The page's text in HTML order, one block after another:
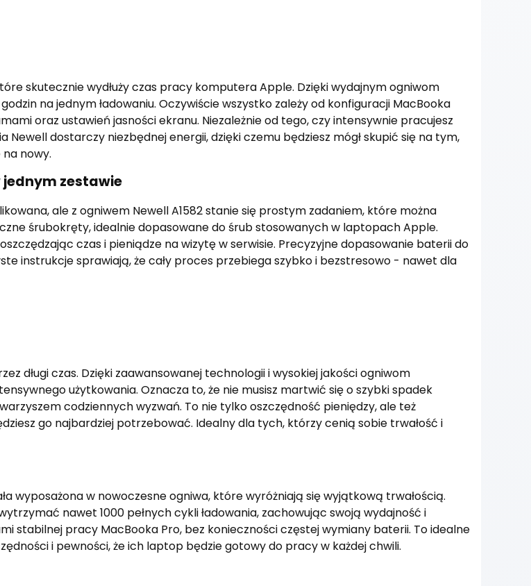
skutecznie wydłuży czas pracy komputera Apple. Dzięki wydajnym ogniwom
na jednym ładowaniu. Oczywiście wszystko zależy od konfiguracji MacBooka
oraz ustawień jasności ekranu. Niezależnie od tego, czy intensywnie pracujesz
dostarczy niezbędnej energii, dzięki czemu będziesz mógł skupić się na tym,
nowy.
zestawie
ale z ogniwem Newell A1582 stanie się prostym zadaniem, które można
śrubokręty, idealnie dopasowane do śrub stosowanych w laptopach Apple.
czas i pieniądze na wizytę w serwisie. Precyzyjne dopasowanie baterii do
instrukcje sprawiają, że cały proces przebiega szybko i bezstresowo - nawet dla
długi czas. Dzięki zaawansowanej technologii i wysokiej jakości ogniwom
użytkowania. Oznacza to, że nie musisz martwić się o szybki spadek
codziennych wyzwań. To nie tylko oszczędność pieniędzy, ale też
go najbardziej potrzebować. Idealny dla tych, którzy cenią sobie trwałość i
wyposażona w nowoczesne ogniwa, które wyróżniają się wyjątkową trwałością.
nawet 1000 pełnych cykli ładowania, zachowując swoją wydajność i
stabilnej pracy MacBooka Pro, bez konieczności częstej wymiany baterii. To idealne
i pewności, że ich laptop będzie gotowy do pracy w każdej chwili.